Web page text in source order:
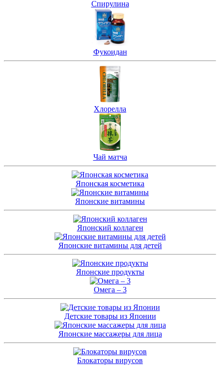
Спирулина
Фукоидан
Хлорелла
Чай матча
Японская косметика
Японские витамины
Японский коллаген
Японские витамины для детей
Японские продукты
Омега – 3
Детские товары из Японии
Японские массажеры для лица
Блокаторы вирусов